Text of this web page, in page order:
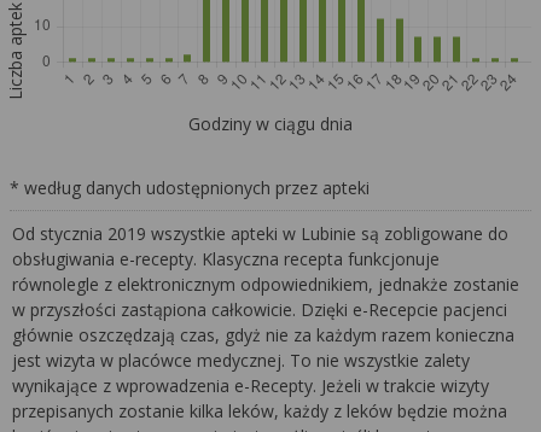
Liczba aptek
Godziny w ciągu dnia
* według danych udostępnionych przez apteki
Od stycznia 2019 wszystkie apteki w Lubinie są zobligowane do
obsługiwania e-recepty. Klasyczna recepta funkcjonuje
równolegle z elektronicznym odpowiednikiem, jednakże zostanie
w przyszłości zastąpiona całkowicie. Dzięki e-Recepcie pacjenci
głównie oszczędzają czas, gdyż nie za każdym razem konieczna
jest wizyta w placówce medycznej. To nie wszystkie zalety
wynikające z wprowadzenia e-Recepty. Jeżeli w trakcie wizyty
przepisanych zostanie kilka leków, każdy z leków będzie można